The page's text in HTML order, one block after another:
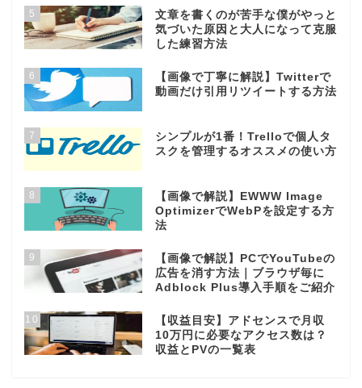
5
文章を書くのが苦手な僕がやっと
気づいた原因と大人になって克服
した練習方法
6
【画像で丁寧に解説】Twitterで
動画だけ引用リツイートする方法
7
シンプルが1番！Trelloで個人タ
スクを管理するオススメの使い方
8
【画像で解説】EWWW Image
OptimizerでWebPを設定する方
法
9
【画像で解説】PCでYouTubeの
広告を消す方法｜ブラウザ毎に
Adblock Plus導入手順をご紹介
10
【収益目安】アドセンスで月収
10万円に必要なアクセス数は？
収益とPVの一覧表